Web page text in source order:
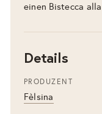
einen Bistecca
Details
PRODUZENT
Fèlsina